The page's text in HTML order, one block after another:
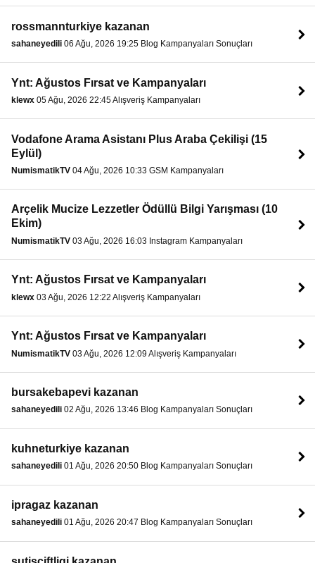
rossmannturkiye kazanan
sahaneyedili 06 Ağu, 2026 19:25 Blog Kampanyaları Sonuçları
Ynt: Ağustos Fırsat ve Kampanyaları
klewx 05 Ağu, 2026 22:45 Alışveriş Kampanyaları
Vodafone Arama Asistanı Plus Araba Çekilişi (15
Eylül)
NumismatikTV 04 Ağu, 2026 10:33 GSM Kampanyaları
Arçelik Mucize Lezzetler Ödüllü Bilgi Yarışması (10
Ekim)
NumismatikTV 03 Ağu, 2026 16:03 Instagram Kampanyaları
Ynt: Ağustos Fırsat ve Kampanyaları
klewx 03 Ağu, 2026 12:22 Alışveriş Kampanyaları
Ynt: Ağustos Fırsat ve Kampanyaları
NumismatikTV 03 Ağu, 2026 12:09 Alışveriş Kampanyaları
bursakebapevi kazanan
sahaneyedili 02 Ağu, 2026 13:46 Blog Kampanyaları Sonuçları
kuhneturkiye kazanan
sahaneyedili 01 Ağu, 2026 20:50 Blog Kampanyaları Sonuçları
ipragaz kazanan
sahaneyedili 01 Ağu, 2026 20:47 Blog Kampanyaları Sonuçları